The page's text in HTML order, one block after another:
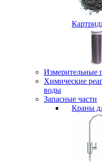
Измерительные
Химические
воды
Запасные части
Краны